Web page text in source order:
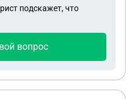
подскажет, что
вопрос